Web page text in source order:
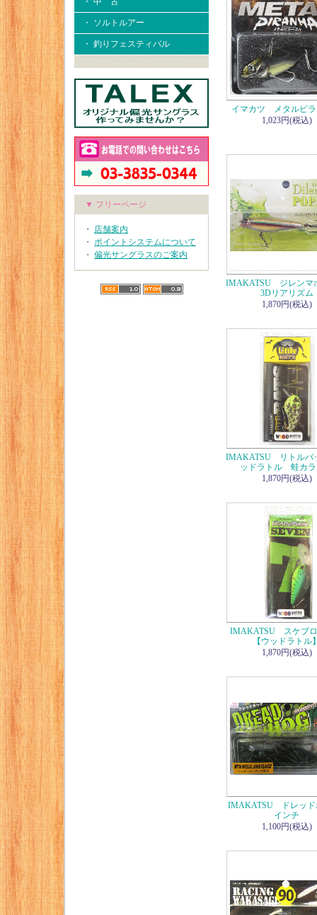
・ ソルトルアー
・ 釣りフェスティバル
▼ フリーページ
・ 店舗案内
・ ポイントシステムについて
・ 偏光サングラスのご案内
イマカツ メタルピラ
1,023円(税込)
IMAKATSU ジレンマ
3Dリアリズム
1,870円(税込)
IMAKATSU リトルバ
ッドラトル 蛙カ
1,870円(税込)
IMAKATSU スケブ
【ウッドラトル
1,870円(税込)
IMAKATSU ドレッド
インチ
1,100円(税込)